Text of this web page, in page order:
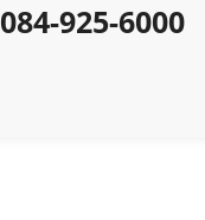
084-925-6000